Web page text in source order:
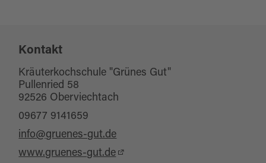
vegetarisch
vegan
regionale Küche
für jedes Wetter
Kontakt
Kräuterkochschule "Grünes Gut"
Pullenried 58
92526 Oberviechtach
09677 9141659
info@gruenes-gut.de
www.gruenes-gut.de